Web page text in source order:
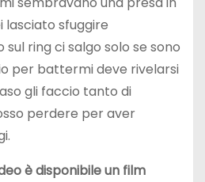
lasciato sfuggire
sul ring ci salgo solo se sono
per battermi deve rivelarsi
gli faccio tanto di
perdere per aver
è disponibile un film